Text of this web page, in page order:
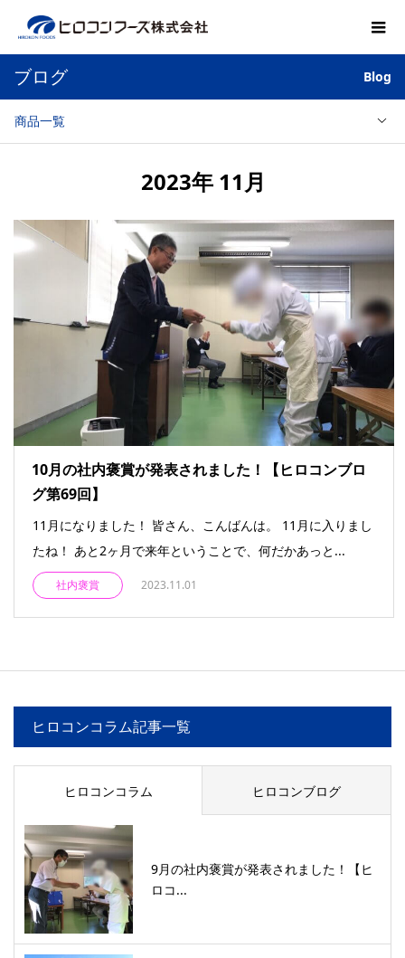
ブログ Blog
商品一覧
2023年 11月
10月の社内褒賞が発表されました！【ヒロコンブロ
グ第69回】
11月になりました！ 皆さん、こんばんは。 11月に入りまし
たね！ あと2ヶ月で来年ということで、何だかあっと...
社内褒賞 2023.11.01
ヒロコンコラム記事一覧
ヒロコンコラム ヒロコンブログ
9月の社内褒賞が発表されました！【ヒ
ロコ...